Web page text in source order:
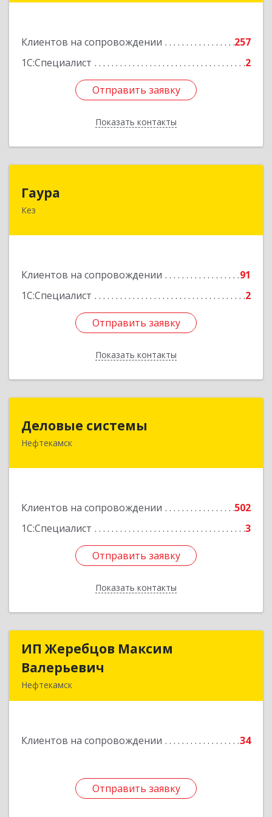
Клиентов на сопровождении
257
1С:Специалист
2
Отправить заявку
Показать контакты
Отправить заявку
Назад
Гаура
Кез
Клиентов на сопровождении
91
1С:Специалист
2
Отправить заявку
Показать контакты
Отправить заявку
Назад
Деловые системы
Нефтекамск
Клиентов на сопровождении
502
1С:Специалист
3
Отправить заявку
Показать контакты
452689, Башкортостан Респ, Нефтекамск г,
Отправить заявку
Назад
ИП Жеребцов Максим
Валерьевич
Нефтекамск
Клиентов на сопровождении 34
Отправить заявку
ИП Жеребцов Максим
Подробнее
Отправить заявку